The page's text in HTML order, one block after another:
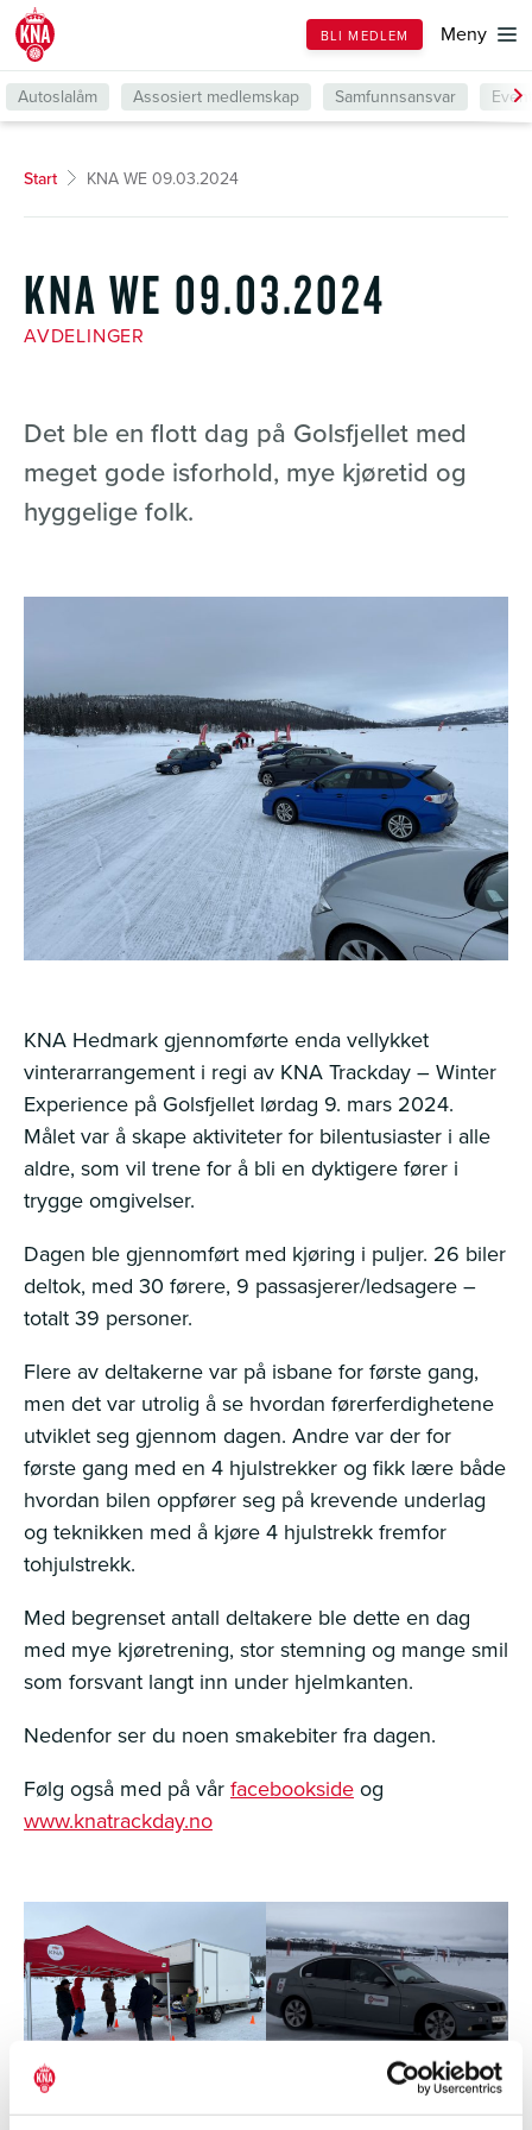
Till
forsiden
BLI MEDLEM Meny
Autoslalåm Assosiert medlemskap Samfunnsansvar
Start KNA WE 09.03.2024
KNA WE 09.03.2024
AVDELINGER
Det ble en flott dag på Golsfjellet med
meget gode isforhold, mye kjøretid og
hyggelige folk.
KNA Hedmark gjennomførte enda vellykket
vinterarrangement i regi av KNA Trackday – Winter
Experience på Golsfjellet lørdag 9. mars 2024.
Målet var å skape aktiviteter for bilentusiaster i alle
aldre, som vil trene for å bli en dyktigere fører i
trygge omgivelser.
Dagen ble gjennomført med kjøring i puljer. 26 biler
deltok, med 30 førere, 9 passasjerer/ledsagere –
totalt 39 personer.
Flere av deltakerne var på isbane for første gang,
men det var utrolig å se hvordan førerferdighetene
utviklet seg gjennom dagen. Andre var der for
første gang med en 4 hjulstrekker og fikk lære både
hvordan bilen oppfører seg på krevende underlag
og teknikken med å kjøre 4 hjulstrekk fremfor
tohjulstrekk.
Med begrenset antall deltakere ble dette en dag
med mye kjøretrening, stor stemning og mange smil
som forsvant langt inn under hjelmkanten.
Nedenfor ser du noen smakebiter fra dagen.
Følg også med på vår facebookside og
www.knatrackday.no